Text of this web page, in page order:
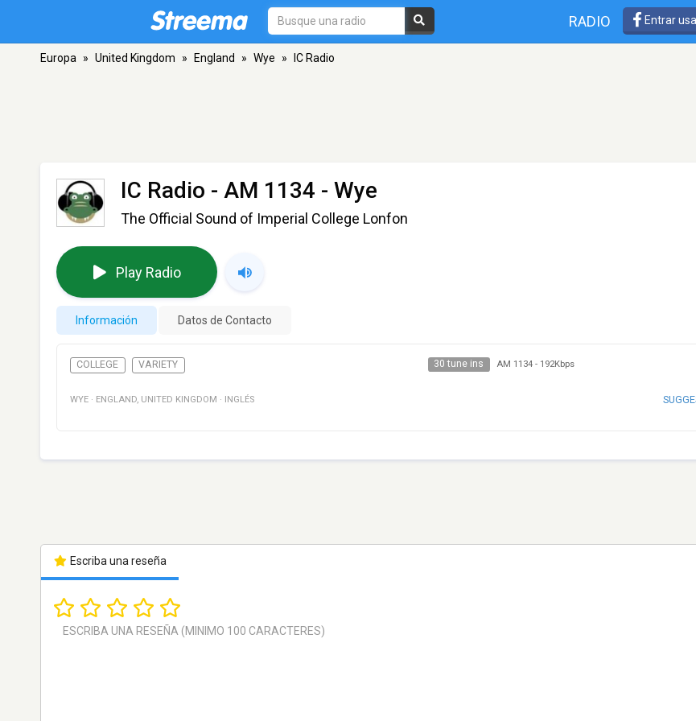
RADIO Entrar
Europa » United Kingdom » England » Wye » IC Radio
IC Radio - AM 1134 - Wye
The Official Sound of Imperial College Lonfon
Play Radio
Información Datos de Contacto
COLLEGE VARIETY 30 tune ins AM 1134- 192Kbps
WYE · ENGLAND, UNITED KINGDOM · INGLÉS
Escriba una reseña